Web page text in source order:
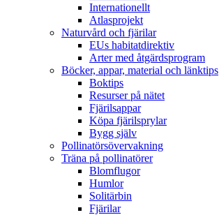
Internationellt
Atlasprojekt
Naturvård och fjärilar
EUs habitatdirektiv
Arter med åtgärdsprogram
Böcker, appar, material och länktips
Boktips
Resurser på nätet
Fjärilsappar
Köpa fjärilsprylar
Bygg själv
Pollinatörsövervakning
Träna på pollinatörer
Blomflugor
Humlor
Solitärbin
Fjärilar